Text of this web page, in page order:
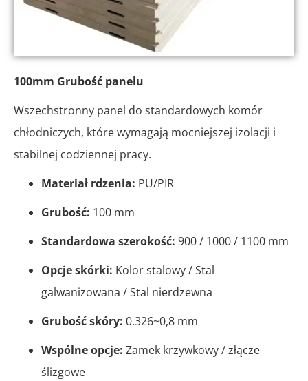
100mm Grubość panelu
Wszechstronny panel do standardowych komór
chłodniczych, które wymagają mocniejszej izolacji i
stabilnej codziennej pracy.
Materiał rdzenia: PU/PIR
Grubość: 100 mm
Standardowa szerokość: 900 / 1000 / 1100 mm
Opcje skórki: Kolor stalowy / Stal
galwanizowana / Stal nierdzewna
Grubość skóry: 0.326~0,8 mm
Wspólne opcje: Zamek krzywkowy / złącze
ślizgowe